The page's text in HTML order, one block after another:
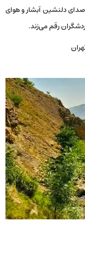
دلنشین آبشار و هوای
رقم می‌زند.